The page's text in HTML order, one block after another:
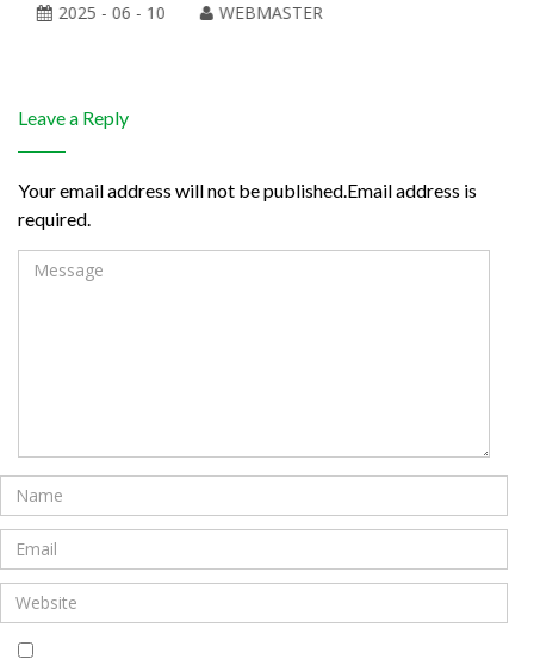
2025 - 06 - 10
WEBMASTER
Leave a Reply
Your email address will not be published.Email address is
required.